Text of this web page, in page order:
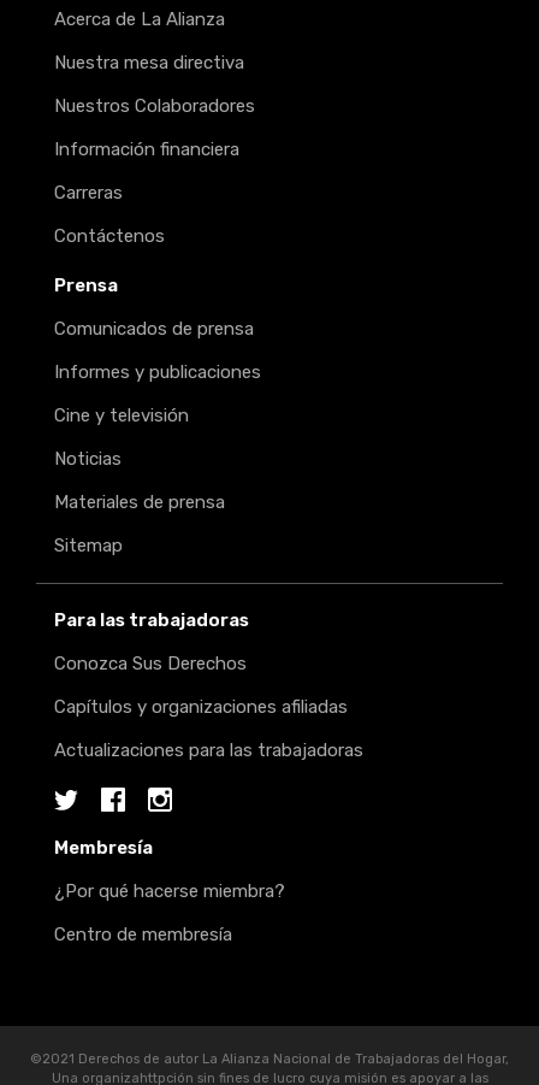
Acerca de La Alianza
Nuestra mesa directiva
Nuestros Colaboradores
Información financiera
Carreras
Contáctenos
Prensa
Comunicados de prensa
Informes y publicaciones
Cine y televisión
Noticias
Materiales de prensa
Sitemap
Para las trabajadoras
Conozca Sus Derechos
Capítulos y organizaciones afiliadas
Actualizaciones para las trabajadoras
TwitterFacebookInstagram
Membresía
¿Por qué hacerse miembra?
Centro de membresía
©2021 Derechos de autor La Alianza Nacional de Trabajadoras del Hogar,
Una organizahttpción sin fines de lucro cuya misión es apoyar a las